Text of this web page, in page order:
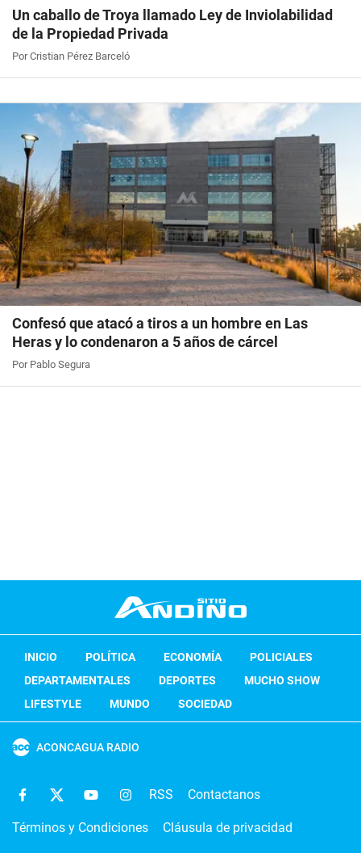
Un caballo de Troya llamado Ley de Inviolabilidad
de la Propiedad Privada
Por Cristian Pérez Barceló
Confesó que atacó a tiros a un hombre en Las
Heras y lo condenaron a 5 años de cárcel
Por Pablo Segura
INICIO POLÍTICA ECONOMÍA
POLICIALES
DEPARTAMENTALES
DEPORTES
MUCHO SHOW
LIFESTYLE
MUNDO SOCIEDAD
ACONCAGUA RADIO
RSS Contactanos
Términos y Condiciones Cláusula de privacidad